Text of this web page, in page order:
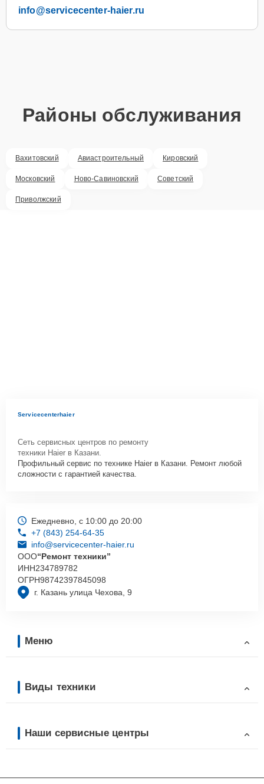
info@servicecenter-haier.ru
Районы обслуживания
Вахитовский Авиастроительный Кировский
Московский Ново-Савиновский Советский
Приволжский
Servicecenterhaier
Сеть сервисных центров по ремонту
техники Haier в Казани.
Профильный сервис по технике Haier в Казани. Ремонт любой
сложности с гарантией качества.
г. Казань улица Чехова, 9
Ежедневно, с 10:00 до 20:00
+7 (843) 254-64-35
info@servicecenter-haier.ru
ООО“Ремонт техники”
ИНН234789782
ОГРН98742397845098
Меню
Виды техники
Наши сервисные центры